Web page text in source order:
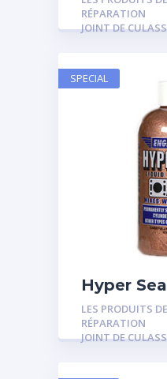
RÉPARATION
JOINT DE
Hyper
LES PRODUITS DE
RÉPARATION
JOINT DE
SPECIAL